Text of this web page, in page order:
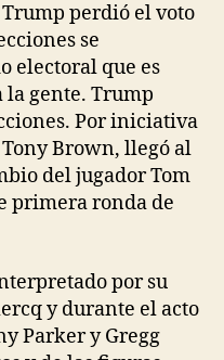
perdió el voto
se
electoral que es
la gente. Trump
Por iniciativa
Brown, llegó al
del jugador Tom
primera ronda de
por su
y durante el acto
Parker y Gregg